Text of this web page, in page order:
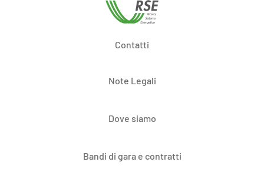
Contatti
Note Legali
Dove siamo
Bandi di gara e contratti